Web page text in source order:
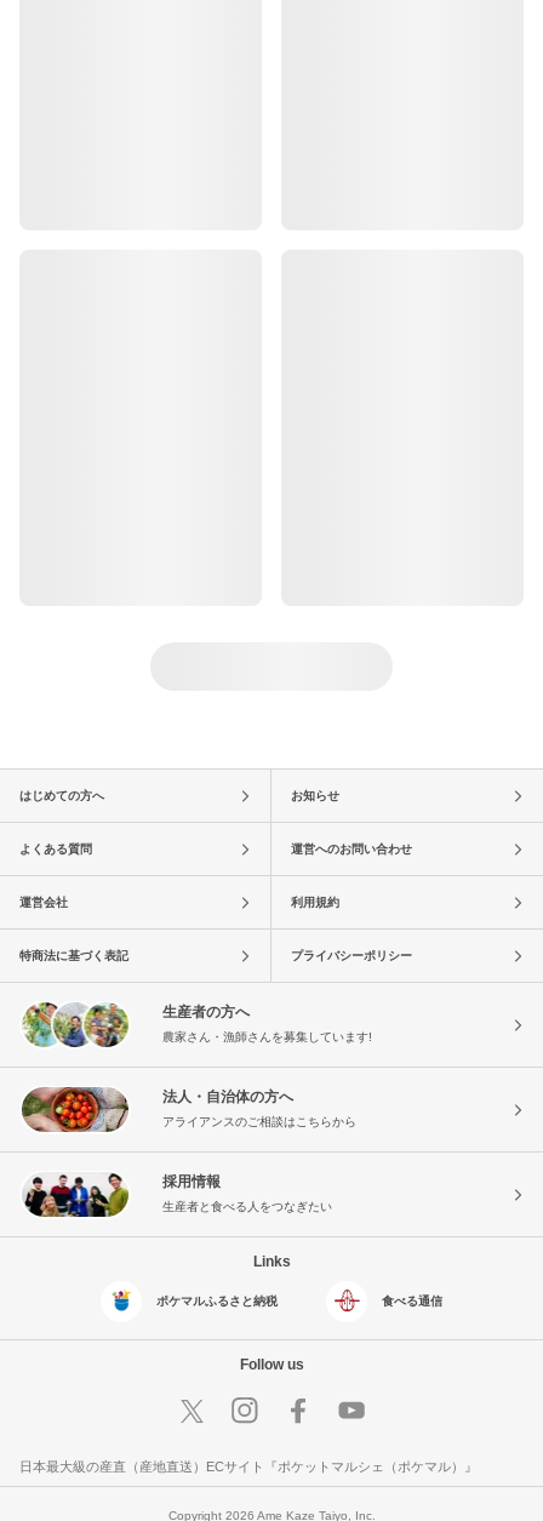
はじめての方へ お知らせ
よくある質問 運営へのお問い合わせ
運営会社 利用規約
特商法に基づく表記 プライバシーポリシー
生産者の方へ
農家さん・漁師さんを募集しています!
法人・自治体の方へ
アライアンスのご相談はこちらから
採用情報
生産者と食べる人をつなぎたい
Links
ポケマルふるさと納税 食べる通信
Follow us
日本最大級の産直（産地直送）ECサイト『ポケットマルシェ（ポケマル）』
Copyright 2026 Ame Kaze Taiyo, Inc.